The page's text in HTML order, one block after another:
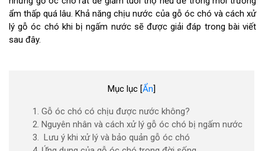
ẩm thấp quá lâu. Khả năng chịu nước của gỗ óc chó và cách xử
lý gỗ óc chó khi bị ngấm nước sẽ được giải đáp trong bài viết
sau đây.
Mục lục [Ẩn]
1. Gỗ óc chó có chịu được nước không?
2. Nguyên nhân và cách xử lý gỗ óc chó bị ngấm nước
3. Lưu ý khi xử lý và bảo quản gỗ óc chó